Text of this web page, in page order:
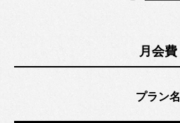
月会費
プラン名